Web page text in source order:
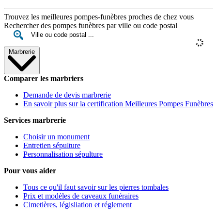
Trouvez les meilleures pompes-funèbres proches de chez vous
Rechercher des pompes funèbres par ville ou code postal
Marbrerie
Comparer les marbriers
Demande de devis marbrerie
En savoir plus sur la certification Meilleures Pompes Funèbres
Services marbrerie
Choisir un monument
Entretien sépulture
Personnalisation sépulture
Pour vous aider
Tous ce qu'il faut savoir sur les pierres tombales
Prix et modèles de caveaux funéraires
Cimetières, législiation et réglement